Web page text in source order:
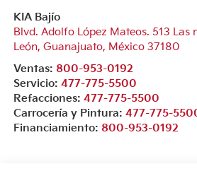
KIA Bajío
Blvd. Adolfo López Mateos. 513 Las
León, Guanajuato, México 37180
Ventas: 800-953-0192
Servicio: 477-775-5500
Refacciones: 477-775-5500
Carrocería y Pintura: 477-775-
Financiamiento: 800-953-0192